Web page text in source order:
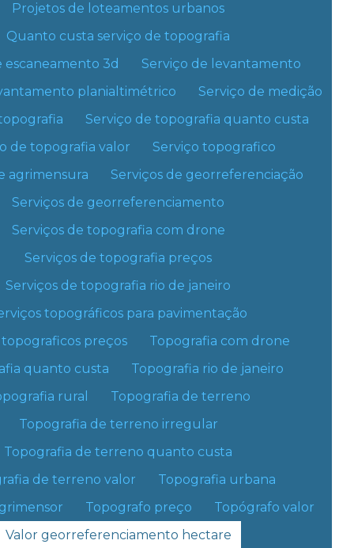
Projetos de loteamentos urbanos
Quanto custa serviço de topografia
escaneamento 3d
Serviço de levantamento
planialtimétrico
Serviço de medição
Serviço de topografia quanto custa
de topografia valor
Serviço topografico
agrimensura
Serviços de georreferenciação
Serviços de georreferenciamento
Serviços de topografia com drone
Serviços de topografia preços
Serviços de topografia rio de janeiro
topográficos para pavimentação
topograficos preços
Topografia com drone
quanto custa
Topografia rio de janeiro
rural
Topografia de terreno
Topografia de terreno irregular
Topografia de terreno quanto custa
de terreno valor
Topografia urbana
Topografo preço
Topógrafo valor
Valor georreferenciamento hectare
Levantamento planialtimétrico preço
Levantamento planialtimétrico quanto custa
Levantamento planialtimétrico e topográfico
Levantamento planimétrico usucapião
Levantamento topografico geografico
Levantamento topográfico georreferenciado
Levantamento topográfico planimétrico
cadastral
Levantamento topográfico projeto arquitetura
Levantamento topografico quanto custa
Levantamento topografico para usucapião
Mapeamento aéreo com drones
Freguesia do Ó Jaguaré
Pinheiros Pirituba
Capão Redondo Cidade Ademar
Itaim Bibi Jabaquara
Cidade Tiradentes Engenheiro Goulart
Moóca Parque do Carmo
Paulista Sapopemba Tatuapé
Ribeirão Pires Mauá
Jandira Cotia
Arujá Alphaville
Iguape Ilhabela
Ubatuba São Sebastião